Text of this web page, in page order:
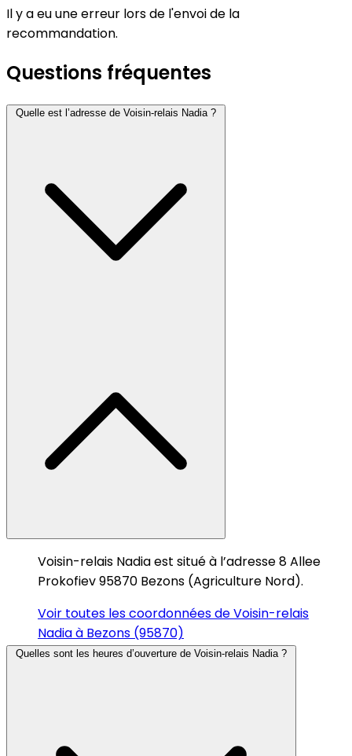
Il y a eu une erreur lors de l'envoi de la
recommandation.
Questions fréquentes
Quelle est l’adresse de Voisin-relais Nadia ?
Voisin-relais Nadia est situé à l’adresse 8 Allee
Prokofiev 95870 Bezons (Agriculture Nord).
Voir toutes les coordonnées de Voisin-relais
Nadia à Bezons (95870)
Quelles sont les heures d’ouverture de Voisin-relais Nadia ?